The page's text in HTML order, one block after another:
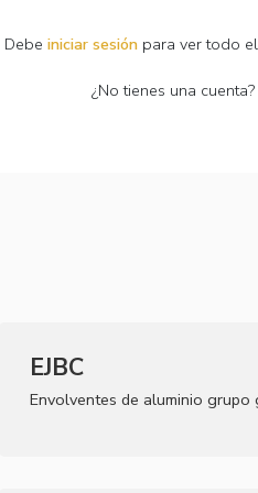
Debe iniciar sesión para ver todo
¿No tienes una cuenta?
EJBC
Envolventes de aluminio grupo